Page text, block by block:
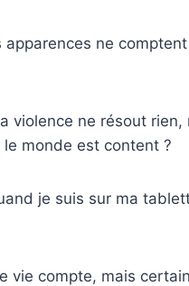
ne
violence ne résout
monde est content ?
je suis sur ma
vie compte, mais